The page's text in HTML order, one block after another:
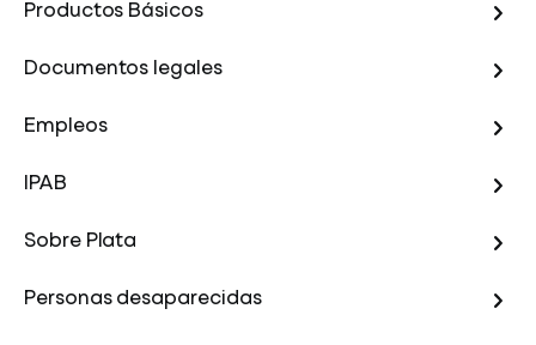
Productos Básicos
Documentos legales
Empleos
IPAB
Sobre Plata
Personas desaparecidas